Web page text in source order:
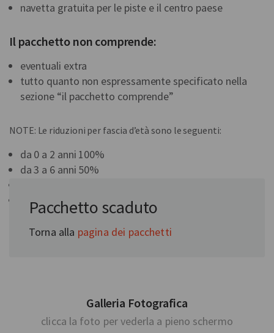
navetta gratuita per le piste e il centro paese
Il pacchetto non comprende:
eventuali extra
tutto quanto non espressamente specificato nella
sezione “il pacchetto comprende”
NOTE: Le riduzioni per fascia d’età sono le seguenti:
da 0 a 2 anni 100%
da 3 a 6 anni 50%
sconto terzo e quarto letto adulti del 10%
Pacchetto scaduto
Torna alla pagina dei pacchetti
Galleria Fotografica
clicca la foto per vederla a pieno schermo